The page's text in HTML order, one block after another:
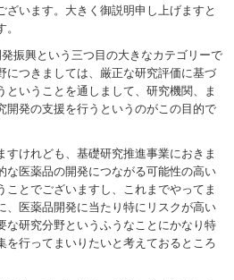
ざいます。大きく御説明申し上げますと
振興という三つ目の大きなカテゴリーで
につきましては、厳正な研究評価に基づ
ということを通しまして、研究機関、ま
開発の支援を行うというのがこの目的で
けれども、基礎研究推進事業におきま
な医薬品の開発につながる可能性の高い
ことでございますし、これまでやってま
、医薬品開発に当たり特にリスクが高い
な研究分野というふうなことにかなり特
を行ってまいりたいと考えておるところ